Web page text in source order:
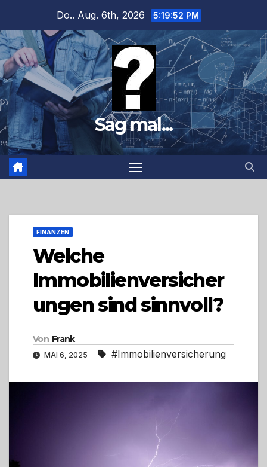
springen
Do.. Aug. 6th, 2026 5:19:54 PM
Sag mal...
FINANZEN
Welche
Immobilienversicher
ungen sind sinnvoll?
Von Frank
MAI 6, 2025 #Immobilienversicherung